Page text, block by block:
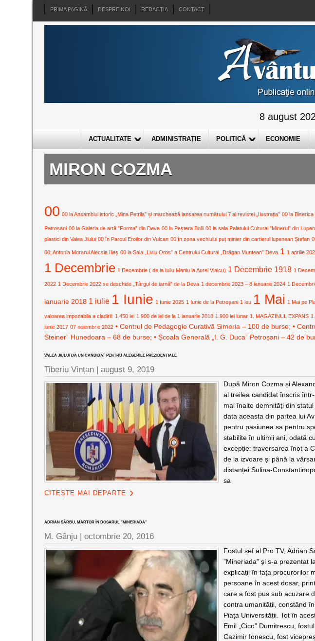
PRIMA PAGINĂ DESPRE NOI REDACTIA CONTACT
8 august
ACTUALITATE ADMINISTRAȚIE POLITICĂ ECONOMIE
MIRON COZMA
00 00 la Ansamblul istoric „Mina Petrila” și marchează lansarea numărului 7 al revistei „Ilustrația” 00 la Biserica
Petroșani 00 la Galeria de artă ”Forma” din Deva 00 la Peștera Bolii 00 la sala Palatului Cultural ”Minerul” din
plastici din Valea Jiului 00 în Parcul Eroilor din Vulcan 00 în zona vechiului puț minier din cartierul lupenean Ștefan
00; Antonia Morarul Alecsia Ilieș 00 la Sala „Liviu Oros” a Centrului Cultural „Drăgan Muntean” Deva 1 1 aprilie
1 Decembrie 1 Decembrie ( de la Iuliu Maniu la Aurel Vlaicu) 1 Decembrie 1918 1
2022 1 Decembrie 2022 se deschide „Târgul de iarnă” de la Deva 1 decembrie 2023 – 8 ianuarie 2024 1
ianuarie 2018 1 iulie 1 Iunie 1 Iunie 2025 1 Iunie de la Petroșani 1 leu 1 Mai 1 Mai pe
valoarea impozabila a cladirii. 1.450 lei 1.900 de lei de la 1 ianuarie 2018 1.900 lei lunar 1. MAGAZINUL EXPANS
iunie 2017 07 noiembrie 2022 • Centrul de Pedagogie Curativă Simeria – 100 de burse; •
Steiner” Hunedoara – 68 de burse; • Școala Generală „I. G. Duca” Petroșani – 42 de
VALEA JIULUI DĂ UN CANDIDAT PENTRU ALEGERILE PREZIDENȚIALE
Tiberiu Vințan |august 9, 2019
După Miron Cozma și
al treilea candidat înscris
mai înalte demnități din
data aceasta din partea lui
pentru pasiunea sa pentru
stabilite în ultimii ani, odată
excepție: traversarea înot a
de la izvoare și până la
distanței Sulina-
sa
CITEȘTE MAI DEPARTE
ADRIAN SÂRBU, MARTOR ÎN DOSARUL ”MINERIADA”
M. Gânju |octombrie 20, 2016
Fostul șef al Pro TV, Adrian
”Mineriada” și s-a prezentat
explicații în fața procurorilor
persoane în acest dosar,
care a fost pus sub acuzare
contra umanității, constând
Piața Universității. Tot în
Emil „Cico” Dumitrescu,
Cazimir Ionescu, fost